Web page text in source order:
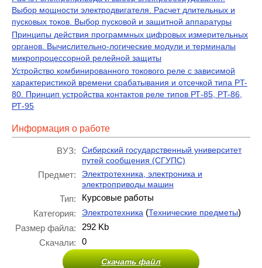
Выбор мощности электродвигателя. Расчет длительных и
пусковых токов. Выбор пусковой и защитной аппаратуры
Принципы действия программных цифровых измерительных
органов. Вычислительно-логические модули и терминалы
микропроцессорной релейной защиты
Устройство комбинированного токового реле с зависимой
характери­стикой времени срабатывания и отсечкой типа PT-
80. Принцип устройства контактов реле типов РТ-85, PT-86,
РТ-95
Информация о работе
ВУЗ:
Сибирский государственный университет
путей сообщения (СГУПС)
Предмет:
Электротехника, электроника и
электроприводы машин
Тип:
Курсовые работы
Категория:
Электротехника (Технические предметы)
Размер файла:
292 Kb
Скачали:
0
Скачать файл